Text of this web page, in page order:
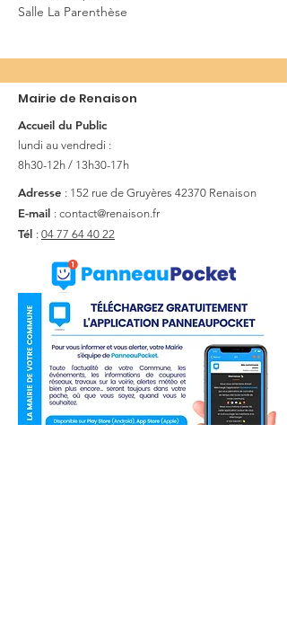
Salle La Parenthèse
Mairie de Renaison
Accueil du Public
lundi au vendredi :
8h30-12h / 13h30-17h
Adresse : 152 rue de Gruyères 42370 Renaison
E-mail : contact@renaison.fr
Tél : 04 77 64 40 22